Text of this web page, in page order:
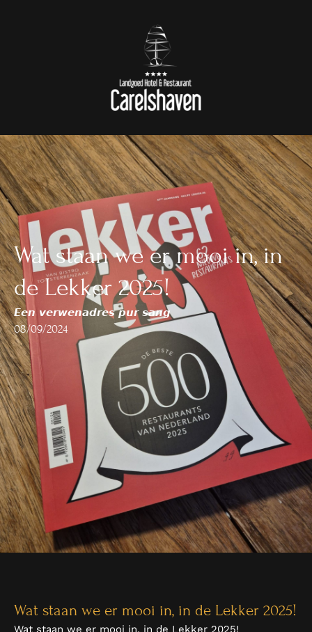
Wat staan we er mooi in, in
de Lekker 2025!
𝙀𝙚𝙣 𝙫𝙚𝙧𝙬𝙚𝙣𝙖𝙙𝙧𝙚𝙨 𝙥𝙪𝙧 𝙨𝙖𝙣𝙜
08/09/2024
Wat staan we er mooi in, in de Lekker 2025!
Wat staan we er mooi in, in de Lekker 2025!